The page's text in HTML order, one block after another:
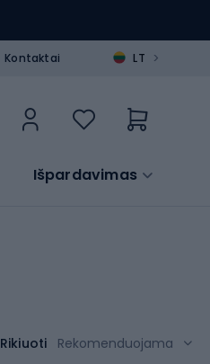
Kontaktai LT >
Išpardavimas
Rikiuoti Rekomenduojama